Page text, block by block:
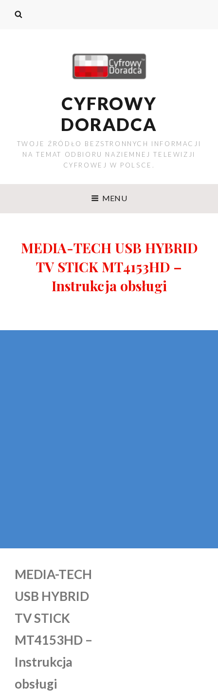
CYFROWY
DORADCA
TWOJE ŹRÓDŁO BEZSTRONNYCH INFORMACJI
NA TEMAT ODBIORU NAZIEMNEJ TELEWIZJI
CYFROWEJ W POLSCE.
MENU
MEDIA-TECH USB HYBRID
TV STICK MT4153HD –
Instrukcja obsługi
MEDIA-TECH
USB HYBRID
TV STICK
MT4153HD –
Instrukcja
obsługi